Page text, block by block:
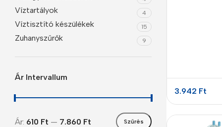
Smartphones
Víztartályok 4
Víztisztító készülékek 15
Zuhanyszűrők 9
Ár Intervallum
Szűrés
Ár: 610 Ft — 7.860 Ft
3.942 Ft